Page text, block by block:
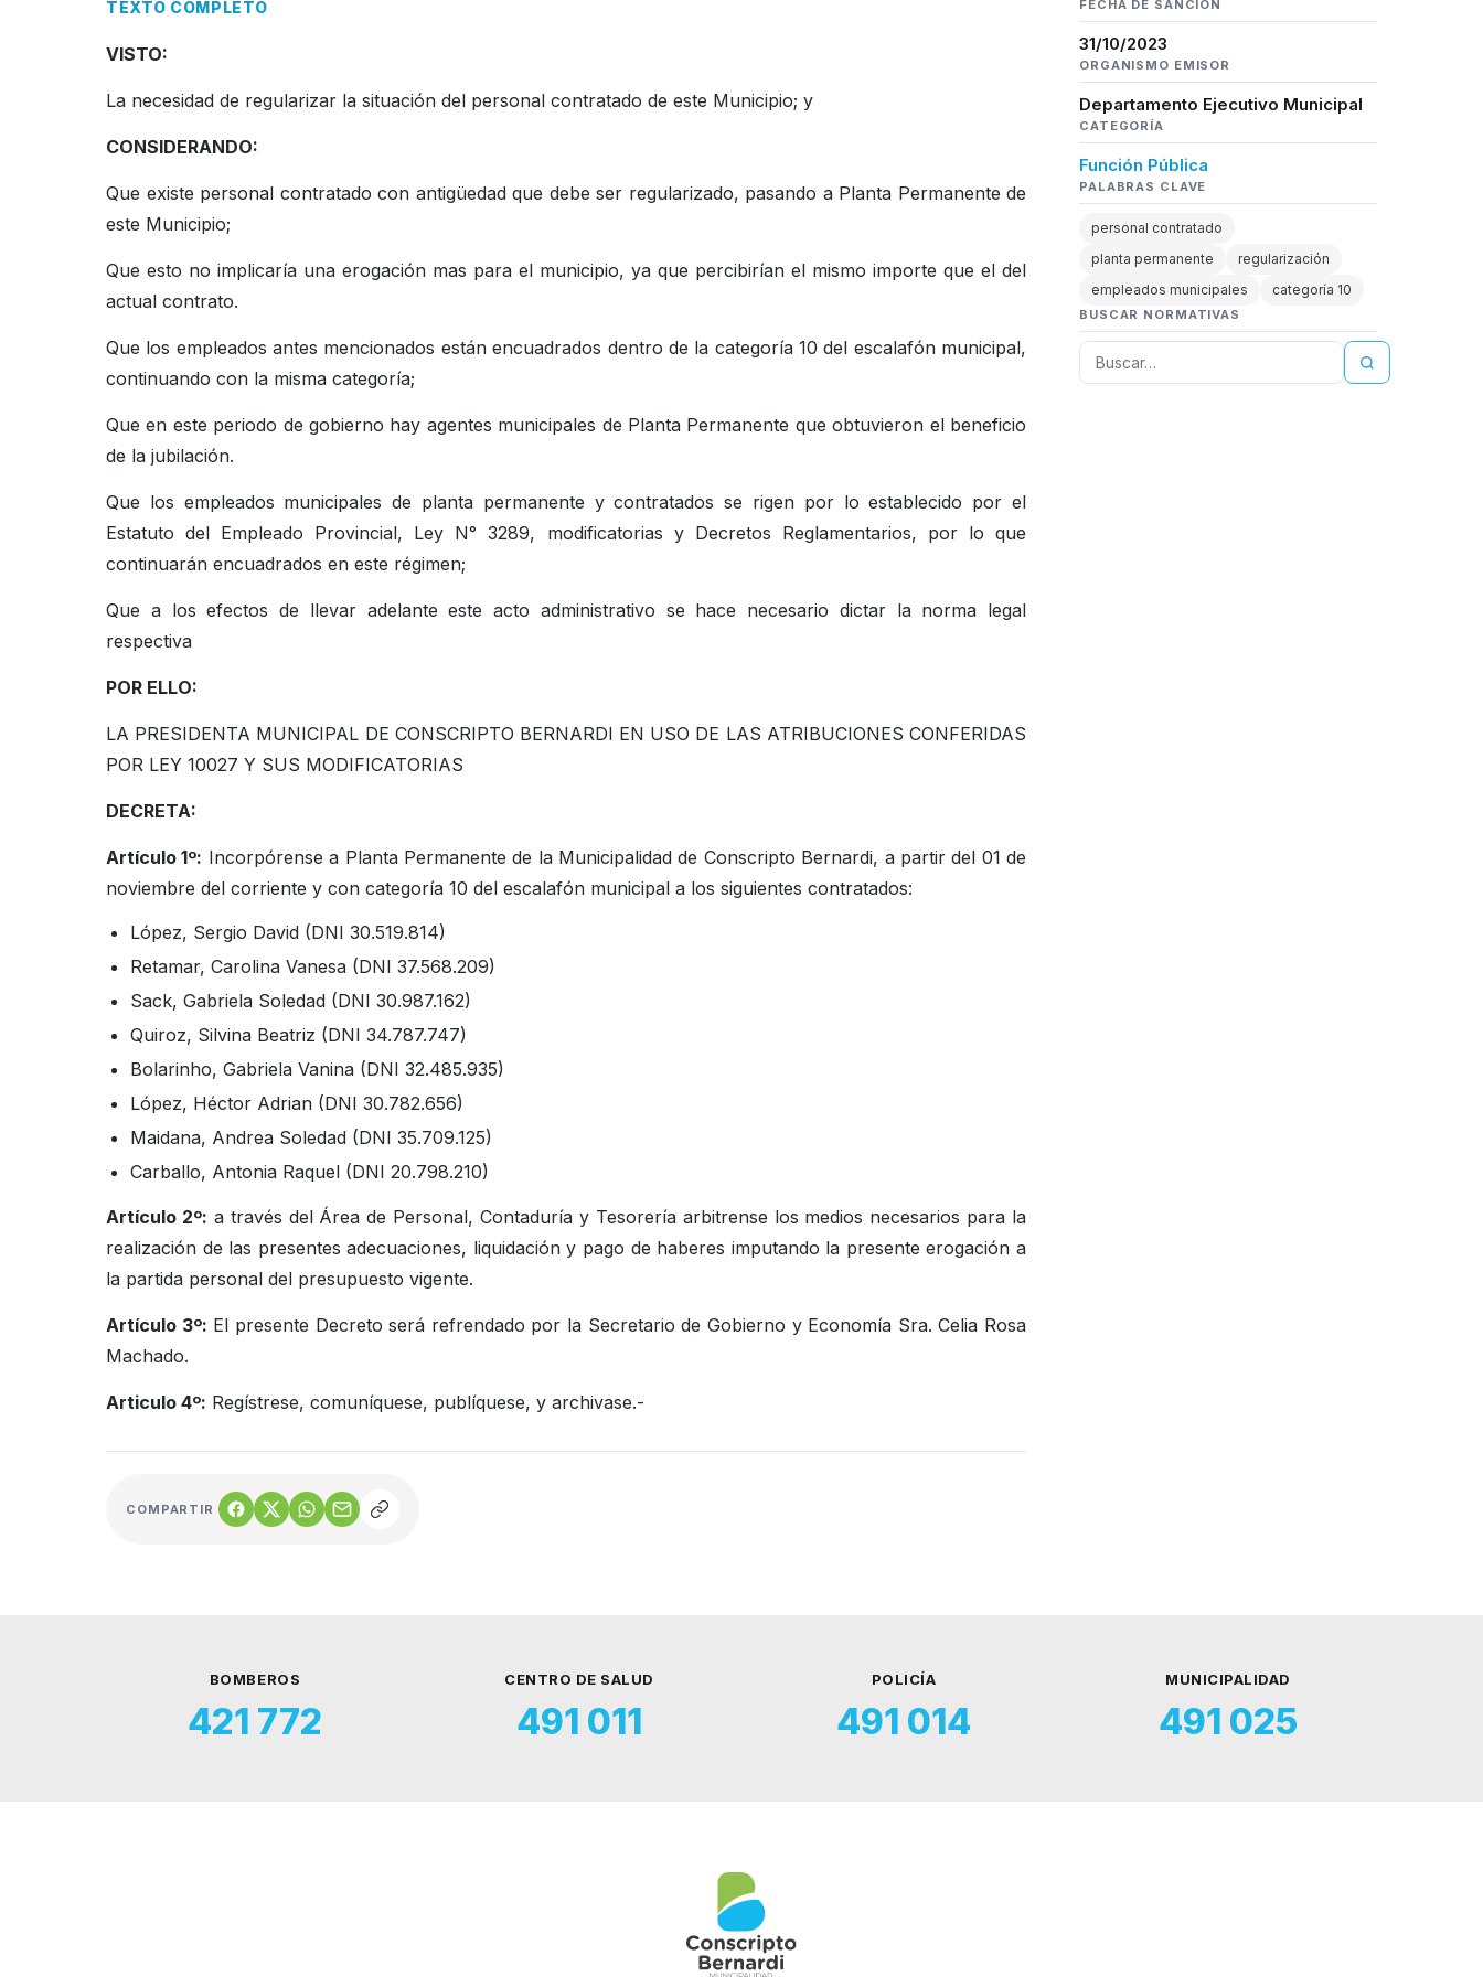
TEXTO COMPLETO
VISTO:
La necesidad de regularizar la situación del personal contratado de este Municipio; y
CONSIDERANDO:
Que existe personal contratado con antigüedad que debe ser regularizado, pasando a Planta Permanente de
este Municipio;
Que esto no implicaría una erogación mas para el municipio, ya que percibirían el mismo importe que el del
actual contrato.
Que los empleados antes mencionados están encuadrados dentro de la categoría 10 del escalafón municipal,
continuando con la misma categoría;
Que en este periodo de gobierno hay agentes municipales de Planta Permanente que obtuvieron el beneficio
de la jubilación.
Que los empleados municipales de planta permanente y contratados se rigen por lo establecido por el
Estatuto del Empleado Provincial, Ley N° 3289, modificatorias y Decretos Reglamentarios, por lo que
continuarán encuadrados en este régimen;
Que a los efectos de llevar adelante este acto administrativo se hace necesario dictar la norma legal
respectiva
POR ELLO:
LA PRESIDENTA MUNICIPAL DE CONSCRIPTO BERNARDI EN USO DE LAS ATRIBUCIONES CONFERIDAS
POR LEY 10027 Y SUS MODIFICATORIAS
DECRETA:
Artículo 1º: Incorpórense a Planta Permanente de la Municipalidad de Conscripto Bernardi, a partir del 01 de
noviembre del corriente y con categoría 10 del escalafón municipal a los siguientes contratados:
López, Sergio David (DNI 30.519.814)
Retamar, Carolina Vanesa (DNI 37.568.209)
Sack, Gabriela Soledad (DNI 30.987.162)
Quiroz, Silvina Beatriz (DNI 34.787.747)
Bolarinho, Gabriela Vanina (DNI 32.485.935)
López, Héctor Adrian (DNI 30.782.656)
Maidana, Andrea Soledad (DNI 35.709.125)
Carballo, Antonia Raquel (DNI 20.798.210)
Artículo 2º: a través del Área de Personal, Contaduría y Tesorería arbitrense los medios necesarios para la
realización de las presentes adecuaciones, liquidación y pago de haberes imputando la presente erogación a
la partida personal del presupuesto vigente.
Artículo 3º: El presente Decreto será refrendado por la Secretario de Gobierno y Economía Sra. Celia Rosa
Machado.
Articulo 4º: Regístrese, comuníquese, publíquese, y archivase.-
COMPARTIR
FECHA DE SANCIÓN
31/10/2023
ORGANISMO EMISOR
Departamento Ejecutivo Municipal
CATEGORÍA
Función Pública
PALABRAS CLAVE
personal contratado
planta permanente
regularización
empleados municipales
categoría 10
BUSCAR NORMATIVAS
BOMBEROS
421 772
CENTRO DE SALUD
491 011
POLICÍA
491 014
MUNICIPALIDAD
491 025